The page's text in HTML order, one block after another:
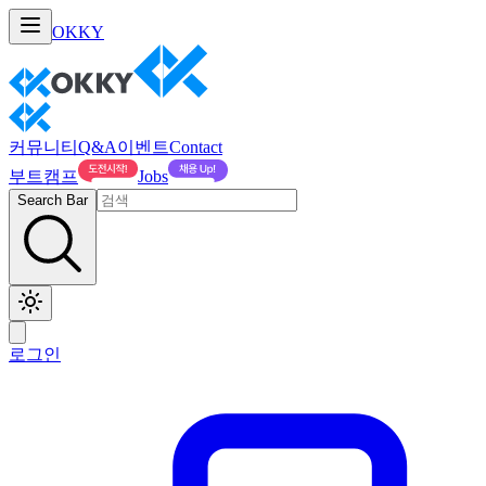
OKKY
커뮤니티 Q&A이벤트Contact
부트캠프
Jobs
Search Bar
로그인